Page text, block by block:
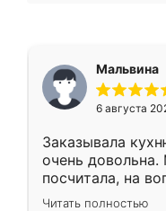
Мальвина
6 августа
Заказывала
очень
посчитала, на
Замерщик
Читать полностью